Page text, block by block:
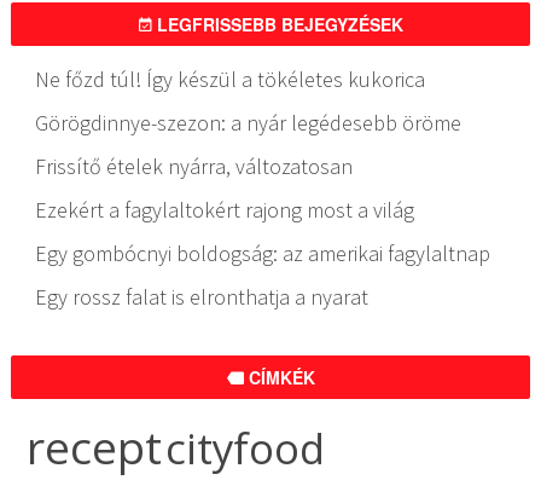
LEGFRISSEBB BEJEGYZÉSEK
Ne főzd túl! Így készül a tökéletes kukorica
Görögdinnye-szezon: a nyár legédesebb öröme
Frissítő ételek nyárra, változatosan
Ezekért a fagylaltokért rajong most a világ
Egy gombócnyi boldogság: az amerikai fagylaltnap
Egy rossz falat is elronthatja a nyarat
CÍMKÉK
receptcityfood